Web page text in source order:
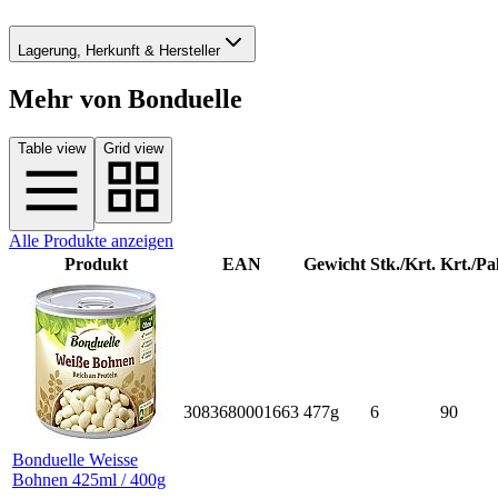
Lagerung, Herkunft & Hersteller
Mehr von Bonduelle
Table view Grid view
Alle Produkte anzeigen
Produkt
EAN Gewicht Stk./Krt. Krt./
Bonduelle Weisse
Bohnen 425ml / 400g
3083680001663 477g 6 90